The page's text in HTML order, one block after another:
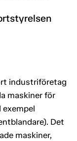
industriföretag
maskiner för
Det
maskiner,